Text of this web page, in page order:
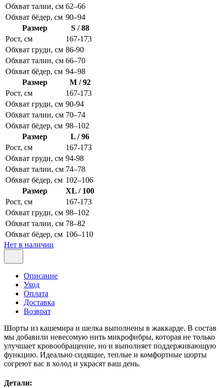
Обхват талии, см 62–66
Обхват бёдер, см 90–94
Размер
S / 88
Рост, см
167-173
Обхват груди, см 86-90
Обхват талии, см 66–70
Обхват бёдер, см 94–98
Размер
M / 92
Рост, см
167-173
Обхват груди, см 90-94
Обхват талии, см 70–74
Обхват бёдер, см 98–102
Размер
L / 96
Рост, см
167-173
Обхват груди, см 94-98
Обхват талии, см 74–78
Обхват бёдер, см 102–106
Размер
XL / 100
Рост, см
167-173
Обхват груди, см 98–102
Обхват талии, см 78–82
Обхват бёдер, см 106–110
Нет в наличии
Описание
Уход
Оплата
Доставка
Возврат
Шорты из кашемира и шелка выполнены в жаккарде. В состав
мы добавили невесомую нить микрофибры, которая не только
улучшает кровообращение, но и выполняет поддерживающую
функцию. Идеально сидящие, теплые и комфортные шорты
согреют вас в холод и украсят ваш день.
Детали: